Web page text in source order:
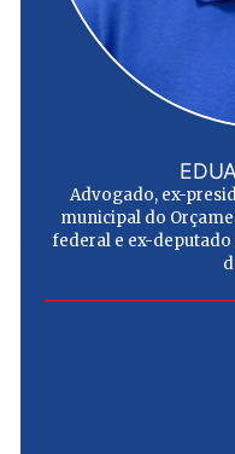
Advogado, ex-
municipal do
federal e ex-deputado